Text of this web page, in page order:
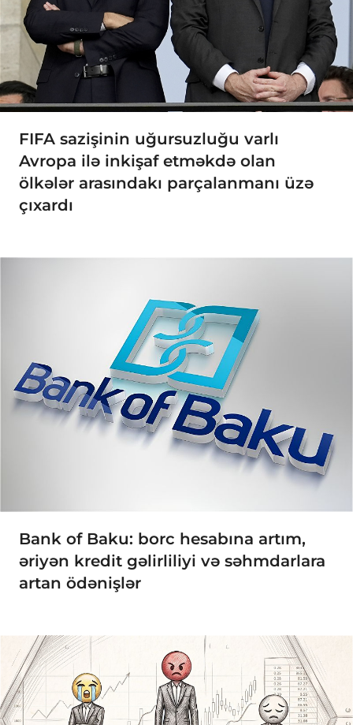
FIFA sazişinin uğursuzluğu varlı
Avropa ilə inkişaf etməkdə olan
ölkələr arasındakı parçalanmanı üzə
çıxardı
Bank of Baku: borc hesabına artım,
əriyən kredit gəlirliliyi və səhmdarlara
artan ödənişlər